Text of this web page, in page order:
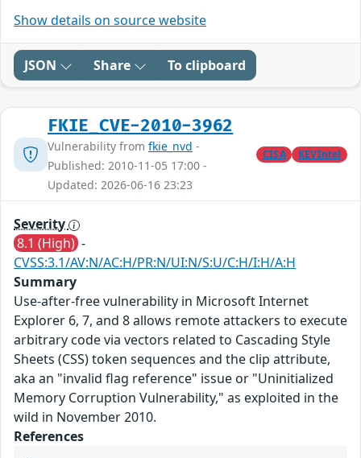
Show details on source website
JSON Share To clipboard
FKIE_CVE-2010-3962
Vulnerability from fkie_nvd -
Published: 2010-11-05 17:00 -
Updated: 2026-06-16 23:23
CISA KEVIntel
Severity
8.1 (High) -
CVSS:3.1/AV:N/AC:H/PR:N/UI:N/S:U/C:H/I:H/A:H
Summary
Use-after-free vulnerability in Microsoft Internet
Explorer 6, 7, and 8 allows remote attackers to execute
arbitrary code via vectors related to Cascading Style
Sheets (CSS) token sequences and the clip attribute,
aka an "invalid flag reference" issue or "Uninitialized
Memory Corruption Vulnerability," as exploited in the
wild in November 2010.
References